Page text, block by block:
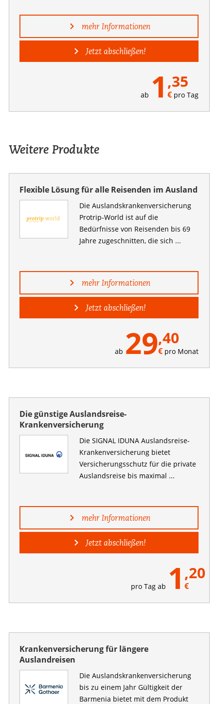
ab 1 ,35
€pro Tag
mehr Informationen
Jetzt abschließen!
Weitere Produkte
Flexible Lösung für alle Reisenden im Ausland
Die Auslandskranken­versicherung
Protrip-World ist auf die
Bedürfnisse von Reisenden bis 69
Jahre zugeschnitten, die sich ...
ab 29,40
€pro Monat
mehr Informationen
Jetzt abschließen!
Die günstige Auslandsreise-
Krankenversicherung
Die SIGNAL IDUNA Auslandsreise-
Kranken­versicherung bietet
Versicherungsschutz für die private
Auslandsreise bis maximal ...
pro Tag ab 1 ,20
€
mehr Informationen
Jetzt abschließen!
Krankenversicherung für längere
Auslandreisen
Die Auslandskranken­versicherung
bis zu einem Jahr Gültigkeit der
Barmenia bietet mit dem Produkt